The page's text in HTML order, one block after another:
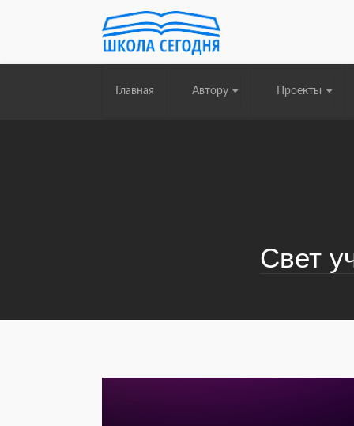
Главная Автору Проекты
Свет